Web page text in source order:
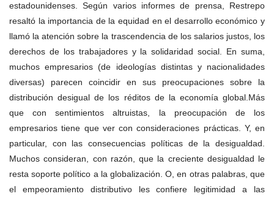
estadounidenses. Según varios informes de prensa, Restrepo
resaltó la importancia de la equidad en el desarrollo económico y
llamó la atención sobre la trascendencia de los salarios justos, los
derechos de los trabajadores y la solidaridad social. En suma,
muchos empresarios (de ideologías distintas y nacionalidades
diversas) parecen coincidir en sus preocupaciones sobre la
distribución desigual de los réditos de la economía global.Más
que con sentimientos altruistas, la preocupación de los
empresarios tiene que ver con consideraciones prácticas. Y, en
particular, con las consecuencias políticas de la desigualdad.
Muchos consideran, con razón, que la creciente desigualdad le
resta soporte político a la globalización. O, en otras palabras, que
el empeoramiento distributivo les confiere legitimidad a las